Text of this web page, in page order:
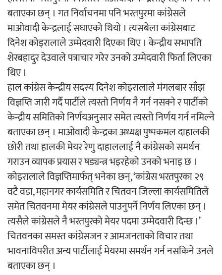
बताएका छन् । गत निर्वाचनमा पनि भरतपुरमा कांग्रेसले
माओवादी केन्द्रलाई सघाएको थियो । त्यसबेला कांग्रेसबाट
दिनेश कोइरालाले उम्मेदवारी दिएका थिए । केन्द्रीय सभापति
शेरबहादुर देउवाले पत्राचार गरेर उनको उम्मेदवारी फिर्ता लिएका
थिए ।
हाल कांग्रेस केन्द्रीय सदस्य दिनेश कोइरालाले मंगलबार साँझ
विज्ञप्ति जारी गर्दै पार्टीले त्यस्तो निर्णय नै गर्न नसक्ने र पार्टीको
केन्द्रीय समितिको निर्णयअनुसार समेत त्यस्तो निर्णय गर्न नमिल्ने
बताएका छन् । माओवादी केन्द्रका अध्यक्ष पुष्पकमल दाहालकी
छोरी तथा हालकी मेयर रेणु दाहाललाई नै कांग्रेसको समर्थन
गराउन व्यापक प्रयास र षड्यन्त्र भइरहेको उनको भनाइ छ ।
कोइरालाले विज्ञप्तिमार्फत् भनेका छन्, ‘कांग्रेस भरतपुरका २९
वटै वडा, महानगर कार्यसमिति र चितवन जिल्ला कार्यसमितिले
समेत चितवनमा मेयर कांग्रेसले पाउनुपर्ने निर्णय लिएका छन् ।
त्यसैले कांग्रेसले नै भरतपुरको मेयर पदमा उम्मेदवारी दिन्छ ।’
चितवनका समस्त कांग्रेसजन र आमजनताको विचार तथा
भावनाविपरीत अन्य पार्टीलाई मेयरमा समर्थन गर्न नसकिने उनले
बताएका छन् ।